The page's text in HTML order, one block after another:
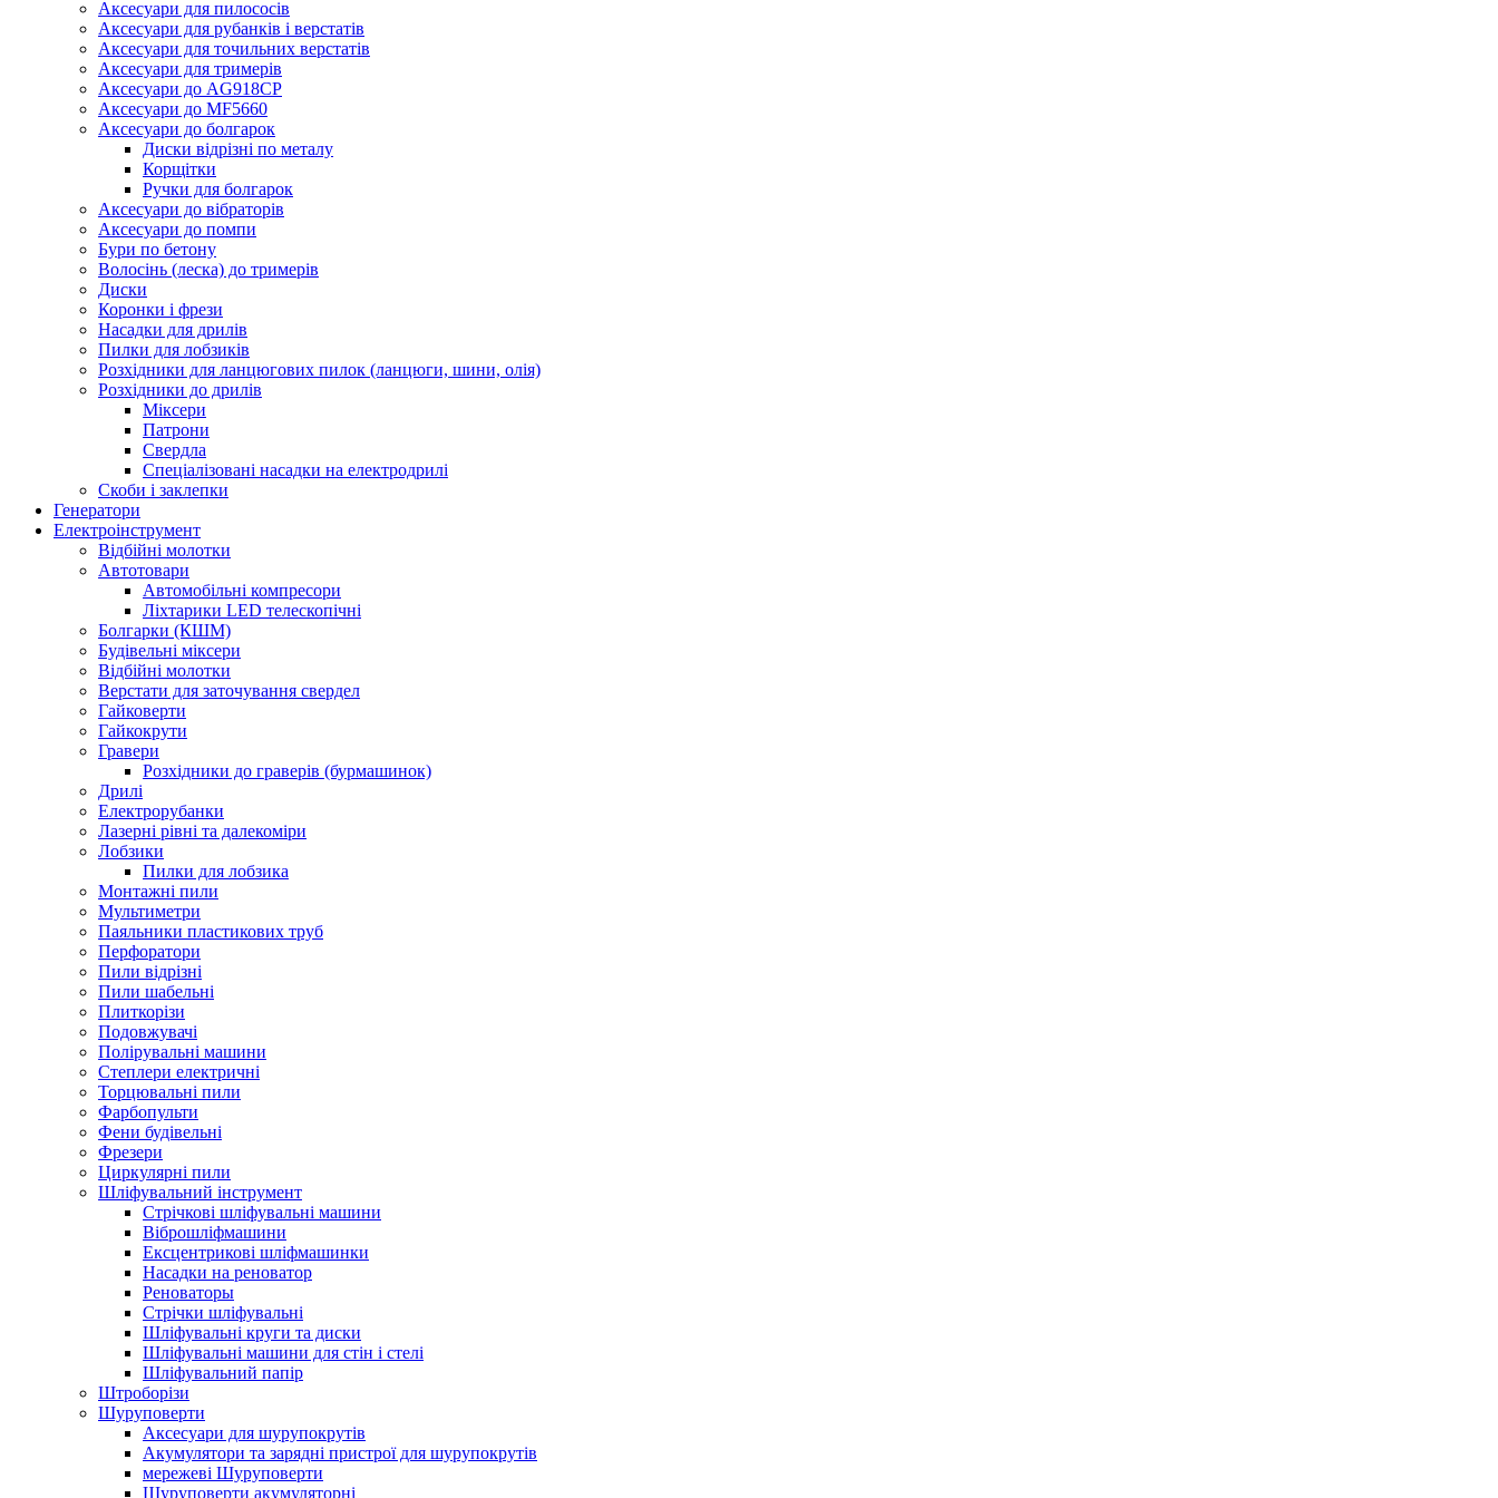
Аксесуари для пилососів
Аксесуари для рубанків і верстатів
Аксесуари для точильних верстатів
Аксесуари для тримерів
Аксесуари до AG918CP
Аксесуари до MF5660
Аксесуари до болгарок
Диски відрізні по металу
Корщітки
Ручки для болгарок
Аксесуари до вібраторів
Аксесуари до помпи
Бури по бетону
Волосінь (леска) до тримерів
Диски
Коронки і фрези
Насадки для дрилів
Пилки для лобзиків
Розхідники для ланцюгових пилок (ланцюги, шини, олія)
Розхідники до дрилів
Міксери
Патрони
Свердла
Спеціалізовані насадки на електродрилі
Скоби і заклепки
Генератори
Електроінструмент
Bідбійні молотки
Автотовари
Автомобільні компресори
Ліхтарики LED телескопічні
Болгарки (КШМ)
Будівельні міксери
Відбійні молотки
Верстати для заточування свердел
Гайковерти
Гайкокрути
Гравери
Розхідники до граверів (бурмашинок)
Дрилі
Електрорубанки
Лазерні рівні та далекоміри
Лобзики
Пилки для лобзика
Монтажні пили
Мультиметри
Паяльники пластикових труб
Перфоратори
Пили відрізні
Пили шабельні
Плиткорізи
Подовжувачі
Полірувальні машини
Степлери електричні
Торцювальні пили
Фарбопульти
Фени будівельні
Фрезери
Циркулярні пили
Шліфувальний інструмент
Cтрічкові шліфувальні машини
Віброшліфмашини
Ексцентрикові шліфмашинки
Насадки на реноватор
Реноваторы
Стрічки шліфувальні
Шліфувальні круги та диски
Шліфувальні машини для стін і стелі
Шліфувальний папір
Штроборізи
Шуруповерти
Аксесуари для шурупокрутів
Акумулятори та зарядні пристрої для шурупокрутів
мережеві Шуруповерти
Шуруповерти акумуляторні